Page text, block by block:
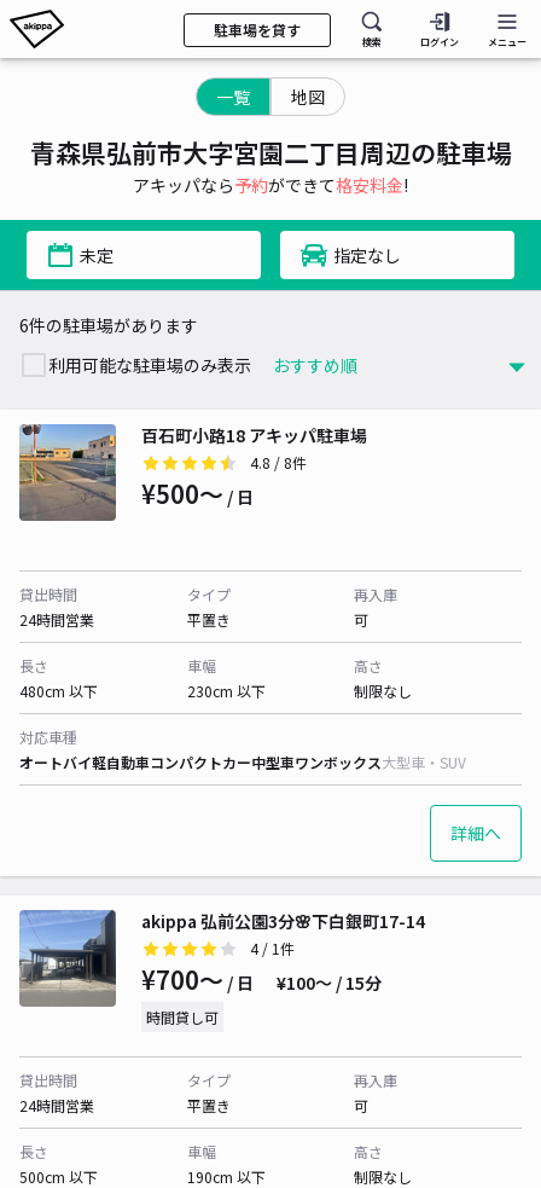
駐車場を貸す
検索 ログイン メニュー
一覧 地図
青森県弘前市大字宮園二丁目周辺の駐車場
アキッパなら予約ができて格安料金!
未定 指定なし
6件の駐車場があります
利用可能な駐車場のみ表示
百石町小路18 アキッパ駐車場
4.8 / 8件
¥500〜 / 日
貸出時間
24時間営業
タイプ
平置き
再入庫
可
長さ
480cm 以下
車幅
230cm 以下
高さ
制限なし
対応車種
オートバイ軽自動車コンパクトカー中型車ワンボックス大型車・SUV
詳細へ
akippa 弘前公園3分🌸下白銀町17-14
4/ 1件
¥700〜 / 日 ¥100〜 / 15分
時間貸し可
貸出時間
24時間営業
タイプ
平置き
再入庫
可
長さ
500cm 以下
車幅
190cm 以下
高さ
制限なし